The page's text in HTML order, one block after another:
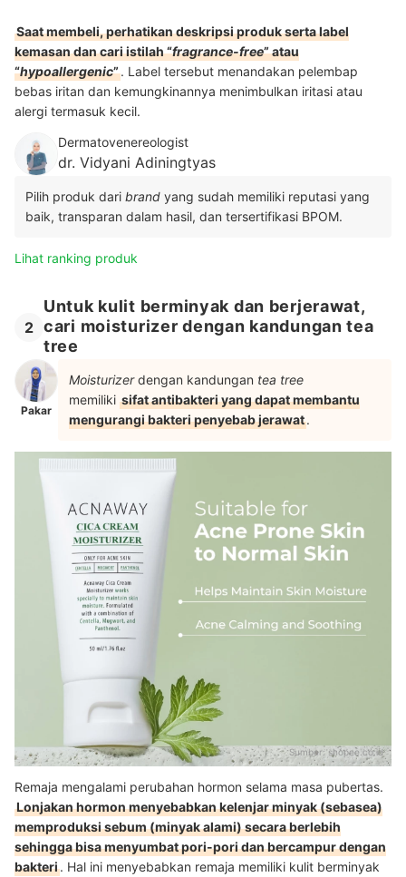
Saat membeli, perhatikan deskripsi produk serta label
kemasan dan cari istilah “fragrance-free” atau
“hypoallergenic”. Label tersebut menandakan pelembap
bebas iritan dan kemungkinannya menimbulkan iritasi atau
alergi termasuk kecil.
Dermatovenereologist
dr. Vidyani Adiningtyas
Pilih produk dari brand yang sudah memiliki reputasi yang
baik, transparan dalam hasil, dan tersertifikasi BPOM.
Lihat ranking produk
2
Untuk kulit berminyak dan berjerawat,
cari moisturizer dengan kandungan tea
tree
Pakar
Moisturizerdengan kandungan tea tree
memiliki sifat antibakteri yang dapat membantu
mengurangi bakteri penyebab jerawat.
Sumber:shopee.co.id
Remaja mengalami perubahan hormon selama masa pubertas.
Lonjakan hormon menyebabkan kelenjar minyak (sebasea)
memproduksi sebum (minyak alami) secara berlebih
sehingga bisa menyumbat pori-pori dan bercampur dengan
bakteri. Hal ini menyebabkan remaja memiliki kulit berminyak